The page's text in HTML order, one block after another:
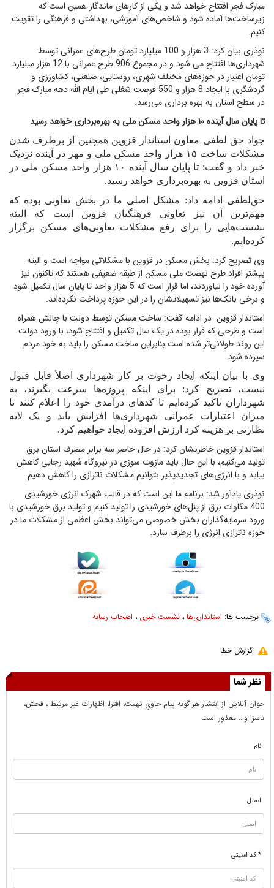
مبارک فجر افتتاح خواهد شد و یکی از کارهای ماندگار همین است که
زیرساخت‌ها آماده شود و شاخص‌های آموزشی، بهداشتی و فرهنگی را تقویت
کنیم.
نوذری بیان کرد: 3 هزار و
100 میلیارد تومان طرح‌های عمرانی توسط
شهرداری‌ها افتتاح می شود و در مجموع 906 طرح عمرانی با 12 هزار میلیارد
تومان اعتبار در حوزه‌های مختلف شهری، روستایی، صنعتی، کشاورزی و
گردشگری با ایجاد 8 هزار و 550 فرصت شغلی طی ایام الله دهه مبارک فجر
در سطح استان به بهره برداری می‌رسد.
تا پایان سال آینده ۱۰ هزار واحد مسکن ملی به بهره‌برداری خواهد رسید
جواد حق لطفی معاون استاندار قزوین همچنین از برطرف شدن
مشکلات ساخت ۱۵ هزار واحد مسکن ملی و مهر در آینده نزدیک
خبر داد و گفت: تا پایان سال آینده ۱۰ هزار واحد مسکن ملی در
استان قزوین به بهره‌برداری خواهد رسید.
حق‌لطفی ادامه داد: مشکل اصلی ما در بخش تعاونی بوده که
مهم‌ترین آن نیز تعاونی فرهنگیان قزوین است که البته
نشست‌هایی را برای رفع مشکلات تعاونی‌های مسکن برگزار
کرده‌ایم.
وی تصریح کرد: بخش مسکن در قزوین با مشکلاتی مواجه است و البته
بیشتر افراد طرح نهضت ملی مسکن از طبقه ضعیفی هستند که تاکنون نیز
آورده خود را نیاوردند، اما قرار است که 5 هزار واحد تا پایان سال تکمیل شود
و برخی بانک‌ها نیز تسهیلاتشان را در این حوزه پرداخت نکرده‌اند.
استاندار قزوین در ادامه گفت: ساخت مسکن توسط دولت با چالش همراه
است و طرحی که قرار بوده در یک سال تکمیل و افتتاح شود، با ورود دولت
این روند طولانی‌تر شده است بنابراین ساخت مسکن را باید به خود مردم
سپرده شود.
وی با بیان اینکه ایجاد رخوت بر کار شهرداری اصلاً قابل قبول
نیست، تصریح کرد: برای اینکه پروژه‌ها سرعت بگیرند، به
شهرداران تاکید کرده‌ایم تا کدهای درآمدی خود را اعلام کنند تا
میزان اعتبارات عمرانی شهرداری‌ها افزایش یابد و یک لایه
نظارتی بر هزینه کرد ارزش افزوده ایجاد خواهیم کرد.
استاندار قزوین خاطرنشان کرد: در حال حاضر سه برابر مصرف استان برق
تولید می‌کنیم، با این حال باید مازوت سوزی در نیروگاه شهید رجایی کاهش
بیابد و با انرژی‌های تجدیدپذیر بتوانیم مشکلات ناترازی را کاهش دهیم.
نوذری یادآور شد: برنامه ما این است که در قالب شهرک انرژی خورشیدی
400 مگاوات برق از پنل‌های خورشیدی را تولید کنیم و تولید برق خورشیدی با
ورود سرمایه‌گذاران بخش خصوصی می‌تواند بخش اعظمی از مشکلات ما در
حوزه ناترازی انرژی را برطرف سازد.
برچسب ها: استانداری‌ها ، نشست خبری ، اصحاب رسانه
گزارش خطا
نظر شما
جوان آنلاين از انتشار هر گونه پيام حاوي تهمت، افترا، اظهارات غير مرتبط ، فحش،
ناسزا و... معذور است
نام
ایمیل
* کد امنیتی